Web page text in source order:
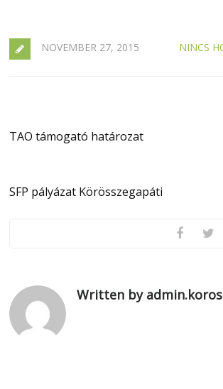
NOVEMBER 27, 2015 NINCS
TAO támogató határozat
SFP pályázat Körösszegapáti
Written by